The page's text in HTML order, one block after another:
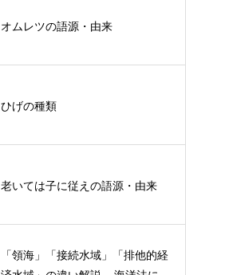
オムレツの語源・由来
ひげの種類
老いては子に従えの語源・由来
「領海」「接続水域」「排他的経